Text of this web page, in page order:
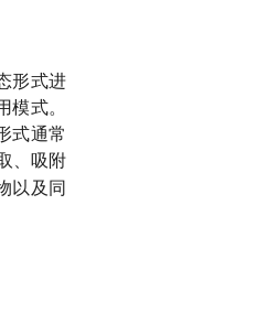
形式进
式。
式通常
、吸附
以及同